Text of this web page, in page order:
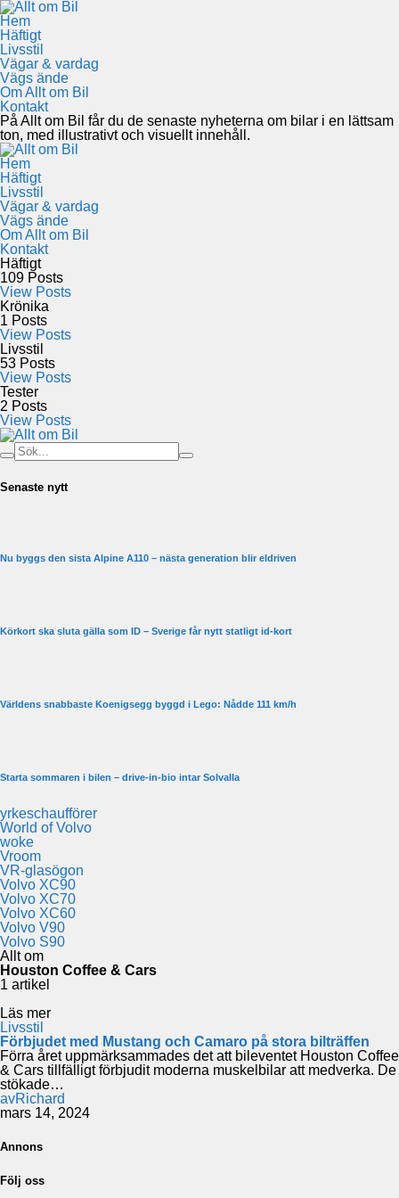
Hem
Häftigt
Livsstil
Vägar & vardag
Vägs ände
Om Allt om Bil
Kontakt
På Allt om Bil får du de senaste nyheterna om bilar i en lättsam
ton, med illustrativt och visuellt innehåll.
Hem
Häftigt
Livsstil
Vägar & vardag
Vägs ände
Om Allt om Bil
Kontakt
Häftigt
109 Posts
View Posts
Krönika
1 Posts
View Posts
Livsstil
53 Posts
View Posts
Tester
2 Posts
View Posts
Senaste nytt
Nu byggs den sista Alpine A110 – nästa generation blir eldriven
Körkort ska sluta gälla som ID – Sverige får nytt statligt id-kort
Världens snabbaste Koenigsegg byggd i Lego: Nådde 111 km/h
Starta sommaren i bilen – drive-in-bio intar Solvalla
yrkeschaufförer
World of Volvo
woke
Vroom
VR-glasögon
Volvo XC90
Volvo XC70
Volvo XC60
Volvo V90
Volvo S90
Allt om
Houston Coffee & Cars
1 artikel
Läs mer
Livsstil
Förbjudet med Mustang och Camaro på stora bilträffen
Förra året uppmärksammades det att bileventet Houston Coffee
& Cars tillfälligt förbjudit moderna muskelbilar att medverka. De
stökade…
avRichard
mars 14, 2024
Annons
Följ oss